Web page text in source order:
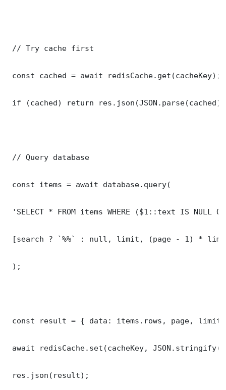
// Try cache first
const cached = await redisCache.get(cacheKey);
if (cached) return
// Query database
const items = await database.query(
'SELECT * FROM items WHERE ($1::text IS NULL
[search ? `%%` : null, limit, (page - 1) *
);
const result = { data: items.rows, page,
await redisCache.set(cacheKey,
res.json(result);